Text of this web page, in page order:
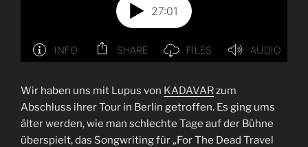
Wir haben uns mit Lupus von KADAVARzum
Abschluss ihrer Tour in Berlin getroffen. Es ging ums
älter werden, wie man schlechte Tage auf der Bühne
überspielt, das Songwriting für „For The Dead Travel